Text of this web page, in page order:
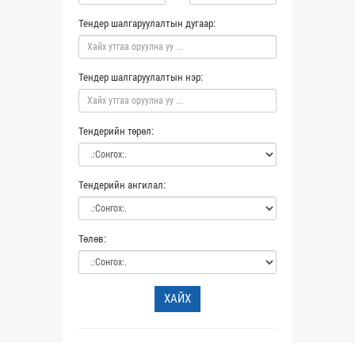
Тендер шалгаруулалтын дугаар:
Тендер шалгаруулалтын нэр:
Тендерийн төрөл:
Тендерийн ангилал:
Төлөв:
ХАЙХ